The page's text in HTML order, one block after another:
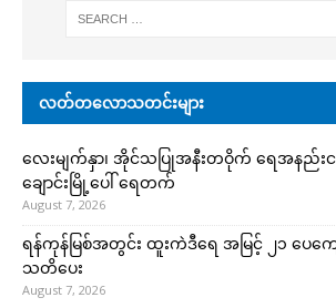
လတ်တလောသတင်းများ
လေးမျက်နှာ၊ အိုင်သပြုအနီးတဝိုက် ရေအနည်းငယ်
ချောင်းမြို့ပေါ် ရေတက်
August 7, 2026
ရန်ကုန်မြစ်အတွင်း ထူးကဲဒီရေ အ​မြင့် ၂၁ ပ
သတိပေး
August 7, 2026